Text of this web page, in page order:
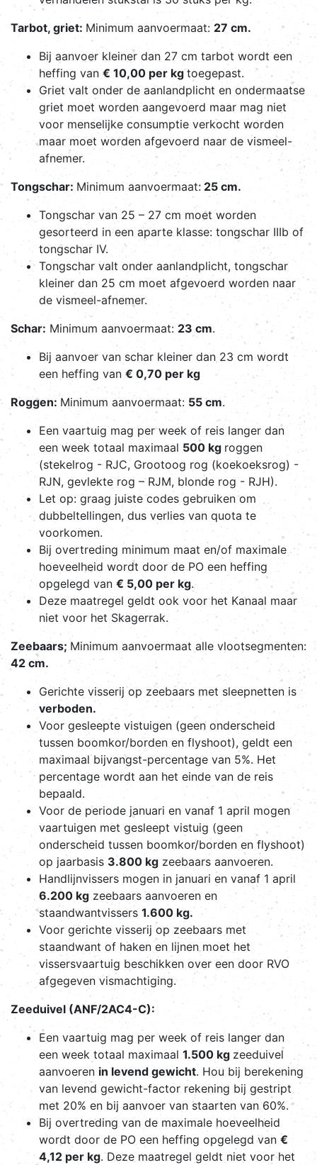
Tarbot, griet: Minimum aanvoermaat: 27 cm.
Bij aanvoer kleiner dan 27 cm tarbot wordt een
heffing van € 10,00 per kgtoegepast.
Griet valt onder de aanlandplicht en ondermaatse
griet moet worden aangevoerd maar mag niet
voor menselijke consumptie verkocht worden
maar moet worden afgevoerd naar de vismeel-
afnemer.
Tongschar: Minimum aanvoermaat: 25 cm.
Tongschar van 25 – 27 cm moet worden
gesorteerd in een aparte klasse: tongschar IIIb of
tongschar IV.
Tongschar valt onder aanlandplicht, tongschar
kleiner dan 25 cm moet afgevoerd worden naar
de vismeel-afnemer.
Schar: Minimum aanvoermaat: 23 cm.
Bij aanvoer van schar kleiner dan 23 cm wordt
een heffing van € 0,70 per kg
Roggen: Minimum aanvoermaat: 55 cm.
Een vaartuig mag per week of reis langer dan
een week totaal maximaal 500 kg roggen
(stekelrog - RJC, Grootoog rog (koekoeksrog) -
RJN, gevlekte rog – RJM, blonde rog - RJH).
Let op: graag juiste codes gebruiken om
dubbeltellingen, dus verlies van quota te
voorkomen.
Bij overtreding minimum maat en/of maximale
hoeveelheid wordt door de PO een heffing
opgelegd van € 5,00 per kg.
Deze maatregel geldt ook voor het Kanaal maar
niet voor het Skagerrak.
Zeebaars; Minimum aanvoermaat alle vlootsegmenten:
42 cm.
Gerichte visserij op zeebaars met sleepnetten is
verboden.
Voor gesleepte vistuigen (geen onderscheid
tussen boomkor/borden en flyshoot), geldt een
maximaal bijvangst-percentage van 5%. Het
percentage wordt aan het einde van de reis
bepaald.
Voor de periode januari en vanaf 1 april mogen
vaartuigen met gesleept vistuig (geen
onderscheid tussen boomkor/borden en flyshoot)
op jaarbasis 3.800 kgzeebaars aanvoeren.
Handlijnvissers mogen in januari en vanaf 1 april
6.200 kg zeebaars aanvoeren en
staandwantvissers 1.600 kg.
Voor gerichte visserij op zeebaars met
staandwant of haken en lijnen moet het
vissersvaartuig beschikken over een door RVO
afgegeven vismachtiging.
Zeeduivel (ANF/2AC4-C):
Een vaartuig mag per week of reis langer dan
een week totaal maximaal 1.500 kg zeeduivel
aanvoerenin levend gewicht. Hou bij berekening
van levend gewicht-factor rekening bij gestript
met 20% en bij aanvoer van staarten van 60%.
Bij overtreding van de maximale hoeveelheid
wordt door de PO een heffing opgelegd van €
4,12 per kg. Deze maatregel geldt niet voor het